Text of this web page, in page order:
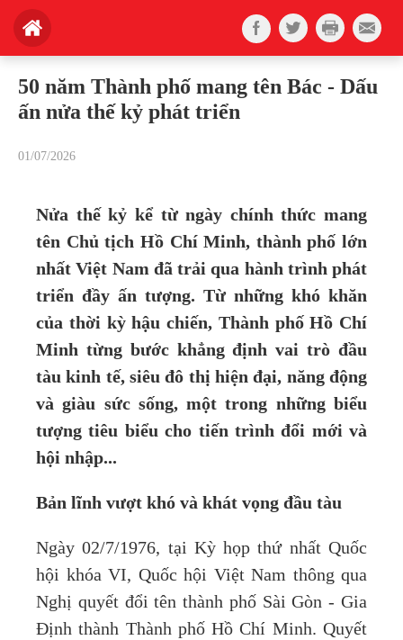
50 năm Thành phố mang tên Bác - Dấu
ấn nửa thế kỷ phát triển
01/07/2026
Nửa thế kỷ kể từ ngày chính thức mang
tên Chủ tịch Hồ Chí Minh, thành phố lớn
nhất Việt Nam đã trải qua hành trình phát
triển đầy ấn tượng. Từ những khó khăn
của thời kỳ hậu chiến, Thành phố Hồ Chí
Minh từng bước khẳng định vai trò đầu
tàu kinh tế, siêu đô thị hiện đại, năng động
và giàu sức sống, một trong những biểu
tượng tiêu biểu cho tiến trình đổi mới và
hội nhập...
Bản lĩnh vượt khó và khát vọng đầu tàu
Ngày 02/7/1976, tại Kỳ họp thứ nhất Quốc
hội khóa VI, Quốc hội Việt Nam thông qua
Nghị quyết đổi tên thành phố Sài Gòn - Gia
Định thành Thành phố Hồ Chí Minh. Quyết